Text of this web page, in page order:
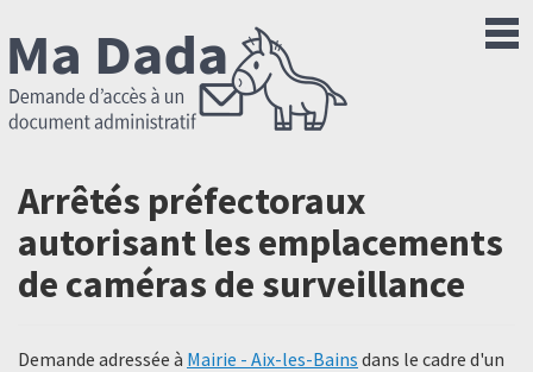
Arrêtés préfectoraux
autorisant les emplacements
de caméras de surveillance
Demande adressée à Mairie - Aix-les-Bains dans le cadre d'un